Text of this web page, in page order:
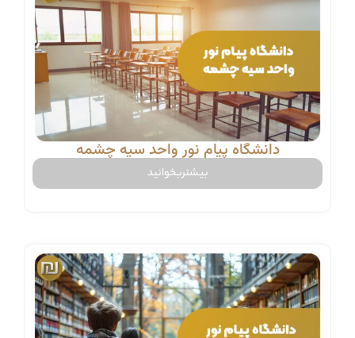
دانشگاه پیام نور واحد سیه چشمه
بیشتربخوانید